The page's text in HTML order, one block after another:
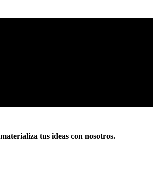
materializa tus ideas con nosotros.